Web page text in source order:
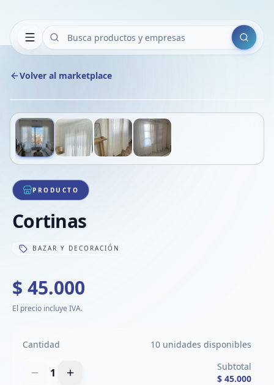
Buscar
Volver al marketplace
1/4
PRODUCTO
Cortinas
BAZAR Y DECORACIÓN
$ 45.000
El precio incluye IVA.
Cantidad 10 unidades disponibles
1
Subtotal
$ 45.000